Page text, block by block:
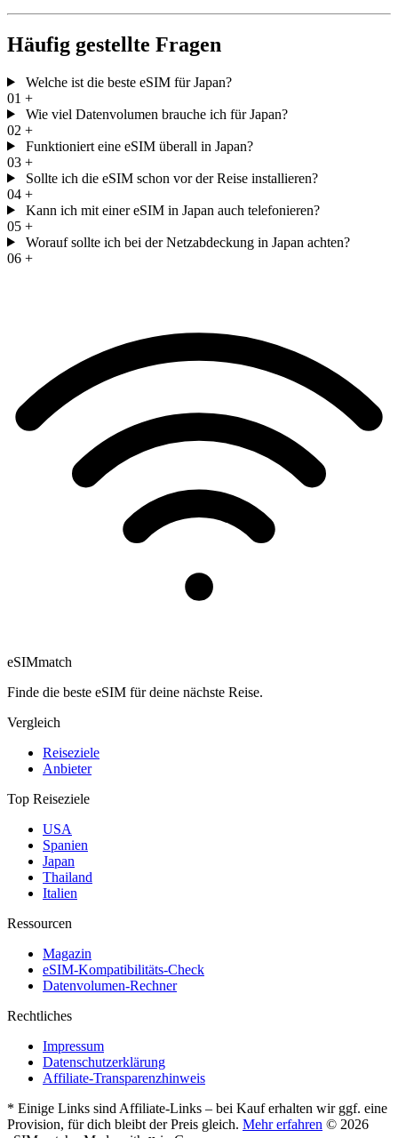
Häufig gestellte Fragen
Welche ist die beste eSIM für Japan?
01 +
Wie viel Datenvolumen brauche ich für Japan?
02 +
Funktioniert eine eSIM überall in Japan?
03 +
Sollte ich die eSIM schon vor der Reise installieren?
04 +
Kann ich mit einer eSIM in Japan auch telefonieren?
05 +
Worauf sollte ich bei der Netzabdeckung in Japan achten?
06 +
eSIMmatch
Finde die beste eSIM für deine nächste Reise.
Vergleich
Reiseziele
Anbieter
Top Reiseziele
USA
Spanien
Japan
Thailand
Italien
Ressourcen
Magazin
eSIM-Kompatibilitäts-Check
Datenvolumen-Rechner
Rechtliches
Impressum
Datenschutzerklärung
Affiliate-Transparenzhinweis
* Einige Links sind Affiliate-Links – bei Kauf erhalten wir ggf. eine
Provision, für dich bleibt der Preis gleich. Mehr erfahren © 2026